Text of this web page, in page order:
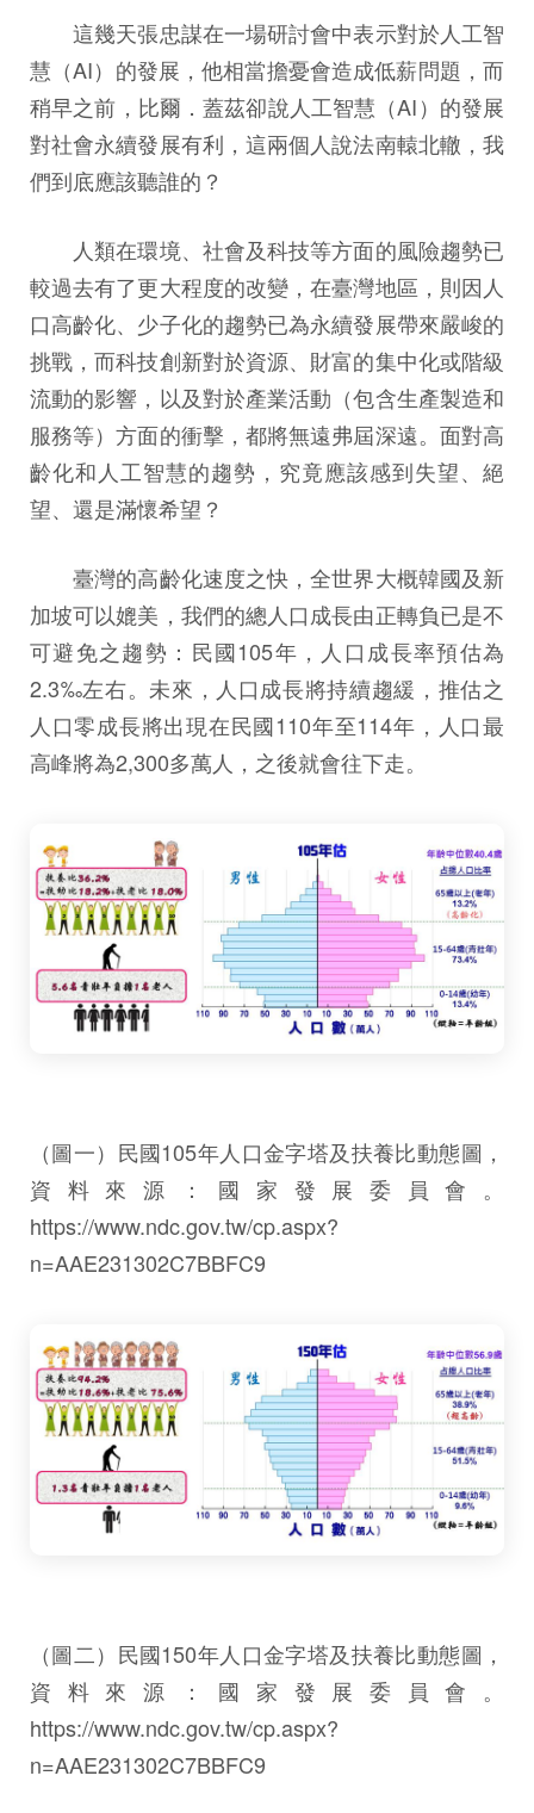
這幾天張忠謀在一場研討會中表示對於人工智
慧（AI）的發展，他相當擔憂會造成低薪問題，而
稍早之前，比爾．蓋茲卻說人工智慧（AI）的發展
對社會永續發展有利，這兩個人說法南轅北轍，我
們到底應該聽誰的？
人類在環境、社會及科技等方面的風險趨勢已
較過去有了更大程度的改變，在臺灣地區，則因人
口高齡化、少子化的趨勢已為永續發展帶來嚴峻的
挑戰，而科技創新對於資源、財富的集中化或階級
流動的影響，以及對於產業活動（包含生產製造和
服務等）方面的衝擊，都將無遠弗屆深遠。面對高
齡化和人工智慧的趨勢，究竟應該感到失望、絕
望、還是滿懷希望？
臺灣的高齡化速度之快，全世界大概韓國及新
加坡可以媲美，我們的總人口成長由正轉負已是不
可避免之趨勢：民國105年，人口成長率預估為
2.3‰左右。未來，人口成長將持續趨緩，推估之
人口零成長將出現在民國110年至114年，人口最
高峰將為2,300多萬人，之後就會往下走。
（圖一）民國105年人口金字塔及扶養比動態圖，
資料來源：國家發展委員會。
https://www.ndc.gov.tw/cp.aspx?
n=AAE231302C7BBFC9
（圖二）民國150年人口金字塔及扶養比動態圖，
資料來源：國家發展委員會。
https://www.ndc.gov.tw/cp.aspx?
n=AAE231302C7BBFC9